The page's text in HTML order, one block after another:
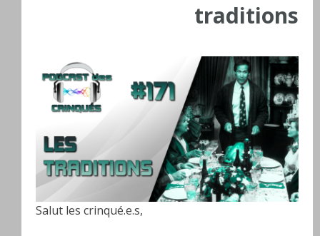
traditions
Salut les crinqué.e.s,